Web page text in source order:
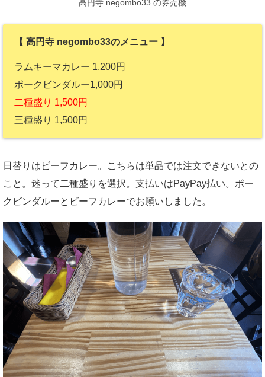
高円寺 negombo33 の券売機
【 高円寺 negombo33のメニュー 】
ラムキーマカレー 1,200円
ポークビンダルー1,000円
二種盛り 1,500円
三種盛り 1,500円
日替りはビーフカレー。こちらは単品では注文できないとの
こと。迷って二種盛りを選択。支払いはPayPay払い。ポー
クビンダルーとビーフカレーでお願いしました。